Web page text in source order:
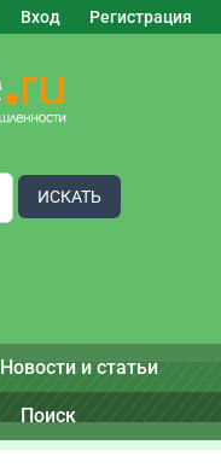
Вход Регистрация
ИСКАТЬ
Новости и статьи
Поиск